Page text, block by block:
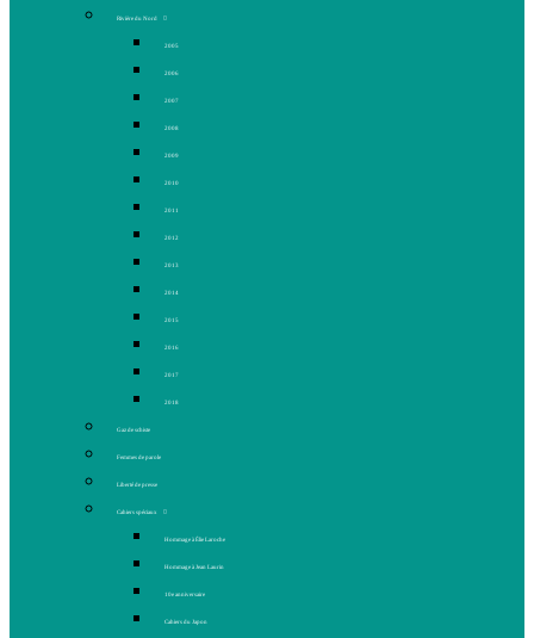
Rivière du Nord
2005
2006
2007
2008
2009
2010
2011
2012
2013
2014
2015
2016
2017
2018
Gaz de schiste
Femmes de parole
Liberté de presse
Cahiers spéciaux
Hommage à Élie Laroche
Hommage à Jean Laurin
10e anniversaire
Cahiers du Japon